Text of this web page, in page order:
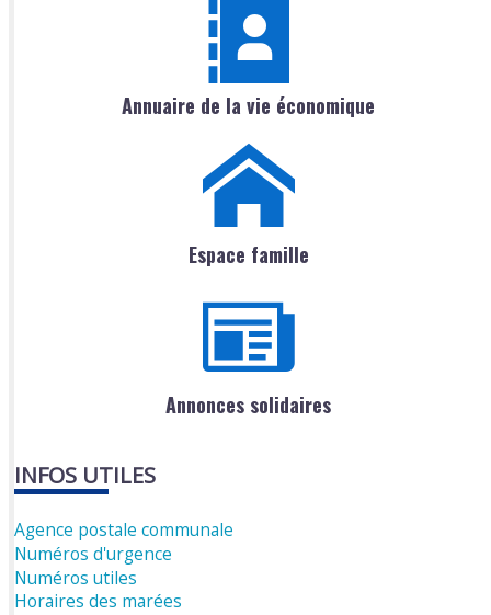
Annuaire de la vie économique
Espace famille
Annonces solidaires
INFOS UTILES
Agence postale communale
Numéros d'urgence
Numéros utiles
Horaires des marées